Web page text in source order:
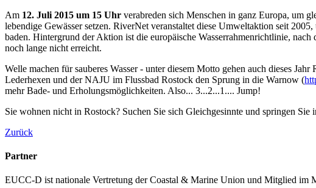
Am 12. Juli 2015 um 15 Uhr verabreden sich Menschen in ganz Europa, um
lebendige Gewässer setzen. RiverNet veranstaltet diese Umweltaktion seit
baden. Hintergrund der Aktion ist die europäische Wasserrahmenrichtlinie,
noch lange nicht erreicht.
Welle machen für sauberes Wasser - unter diesem Motto gehen auch dieses
Lederhexen und der NAJU im Flussbad Rostock den Sprung in die Warnow (
mehr Bade- und Erholungsmöglichkeiten. Also... 3...2...1.... Jump!
Sie wohnen nicht in Rostock? Suchen Sie sich Gleichgesinnte und springen
Zurück
Partner
EUCC-D ist nationale Vertretung der Coastal & Marine Union und Mitglied im